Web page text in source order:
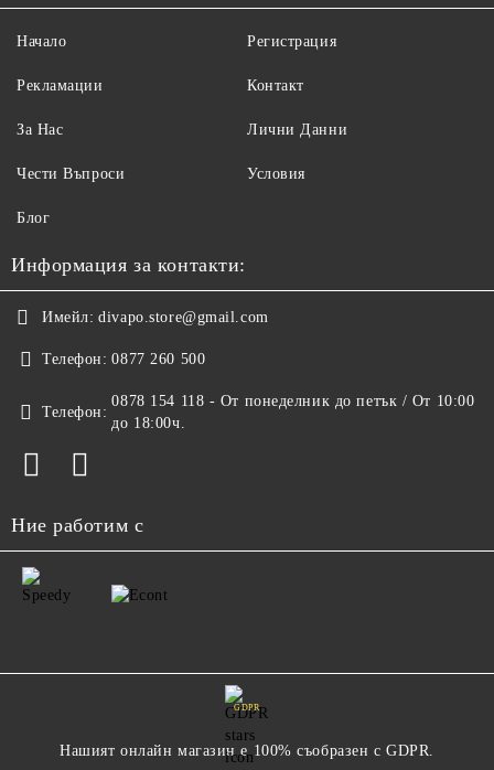
Начало
Рекламации
За Нас
Чести Въпроси
Регистрация
Контакт
Лични Данни
Условия
Блог
Информация за контакти:
Имейл: divapo.store@gmail.com
Телефон: 0877 260 500
Телефон:
0878 154 118 - От понеделник до петък / От 10:00
до 18:00ч.
Ние работим с
GDPR
Нашият онлайн магазин е 100% съобразен с GDPR.